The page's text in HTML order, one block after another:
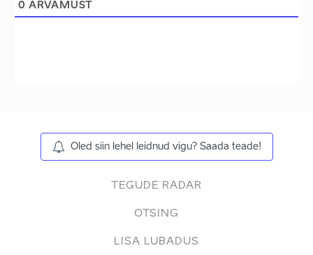
0 ARVAMUST
Oled siin lehel leidnud vigu? Saada teade!
TEGUDE RADAR
OTSING
LISA LUBADUS